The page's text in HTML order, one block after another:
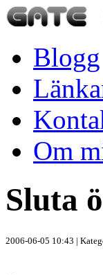
Blogg
Om
Sluta
2006-06-05 10:43 |